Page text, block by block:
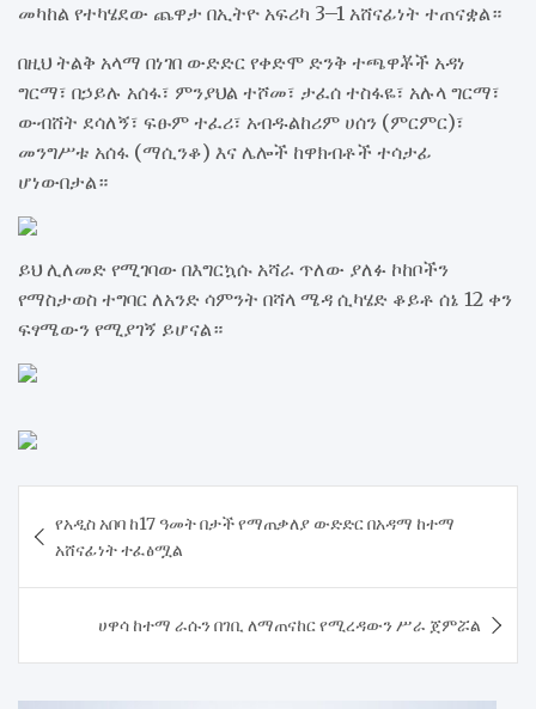
መካከል የተካሄደው ጨዋታ በኢትዮ አፍሪካ 3–1 አሸናፊነት ተጠናቋል።
በዚህ ትልቅ አላማ በነገበ ውድድር የቀድሞ ድንቅ ተጫዋቾች አዳነ
ግርማ፣ በኃይሉ አሰፋ፣ ምንያህል ተሾመ፣ ታፈሰ ተስፋዬ፣ አሉላ ግርማ፣
ውብሸት ደሳለኝ፣ ፍፁም ተፈሪ፣ አብዱልከሪም ሀሰን (ምርምር)፣
መንግሥቱ አሰፋ (ማሲንቆ) እና ሌሎች ከዋክብቶች ተሳታፊ
ሆነውበታል።
ይህ ሊለመድ የሚገባው በእግርኳሱ አሻራ ጥለው ያለፉ ኮከቦችን
የማስታወስ ተግባር ለአንድ ሳምንት በሻላ ሜዳ ሲካሄድ ቆይቶ ሰኔ 12 ቀን
ፍፃሜውን የሚያገኝ ይሆናል።
navigation
የአዲስ አበባ ከ17 ዓመት በታች የማጠቃለያ ውድድር በአዳማ ከተማ
አሸናፊነት ተፈፅሟል
ሀዋሳ ከተማ ራሱን በገቢ ለማጠናከር የሚረዳውን ሥራ ጀምሯል